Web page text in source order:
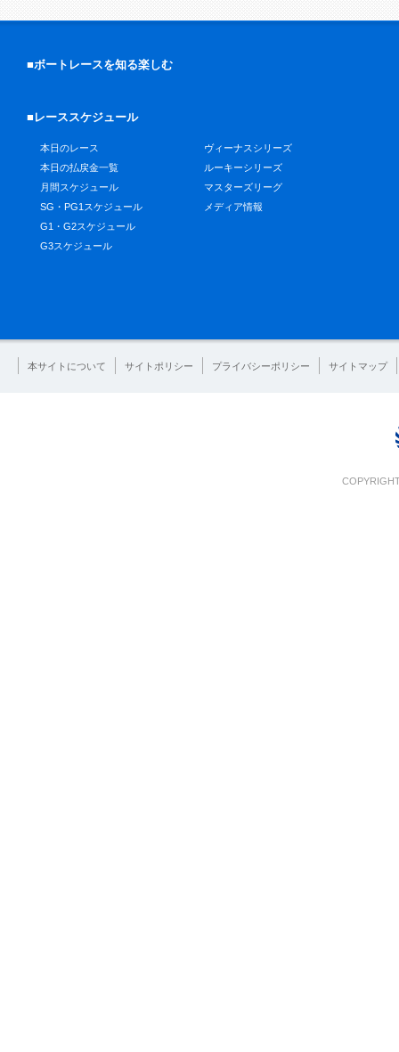
■ボートレースを知る楽しむ
■レーススケジュール
本日のレース
本日の払戻金一覧
月間スケジュール
SG・PG1スケジュール
G1・G2スケジュール
G3スケジュール
ヴィーナスシリーズ
ルーキーシリーズ
マスターズリーグ
メディア情報
本サイトについて サイトポリシー プライバシーポリシー サイトマップ